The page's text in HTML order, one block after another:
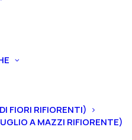
FIORI RIFIORENTI)
A MAZZI RIFIORENTE)
Iris barbata alta (TB)